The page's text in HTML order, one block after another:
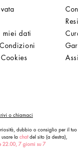
miei dati
o chiamaci
dubbio o consiglio per il tuo
la chatdel sito (a destra),
22.00, 7 giorni su 7